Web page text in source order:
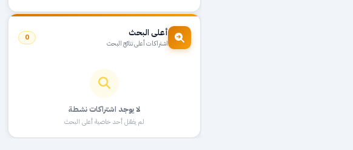
أعلى البحث
اشتراكات أعلى نتائج البحث
0
لا يوجد اشتراكات نشطة
لم يفعّل أحد خاصية أعلى البحث